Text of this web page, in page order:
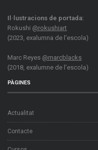
Il·lustracions de portada:
Rokushi @rokushiart
(2023, exalumna de l'escola)
Marc Reyes @marcblacks
(2018, exalumne de l'escola)
PÀGINES
Actualitat
Contacte